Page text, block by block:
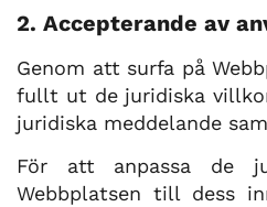
2. Accepterande av
Genom att surfa på
fullt ut de juridiska
juridiska meddelande
För att anpassa de
Webbplatsen till dess